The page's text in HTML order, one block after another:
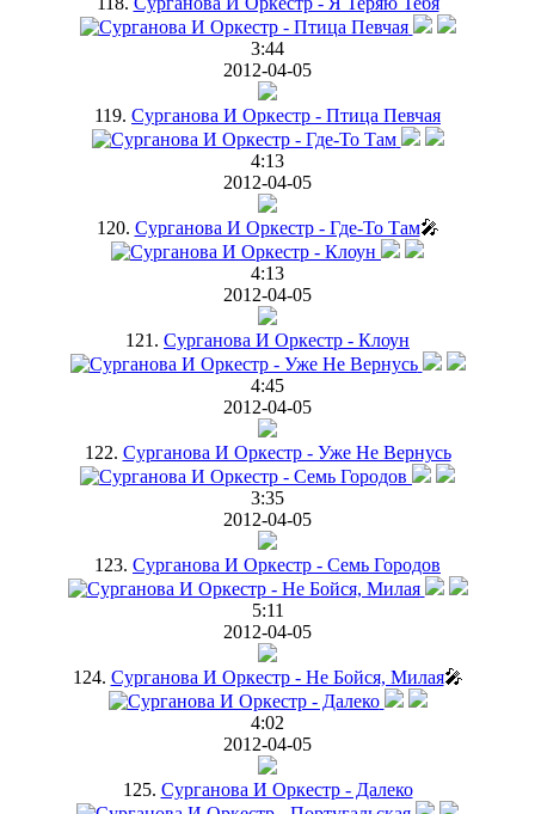
3:44
2012-04-05
119. Сурганова И Оркестр - Птица Певчая
4:13
2012-04-05
120. Сурганова И Оркестр - Где-То Там🎤
4:13
2012-04-05
121. Сурганова И Оркестр - Клоун
4:45
2012-04-05
122. Сурганова И Оркестр - Уже Не Вернусь
3:35
2012-04-05
123. Сурганова И Оркестр - Семь Городов
5:11
2012-04-05
124. Сурганова И Оркестр - Не Бойся, Милая🎤
4:02
2012-04-05
125. Сурганова И Оркестр - Далеко